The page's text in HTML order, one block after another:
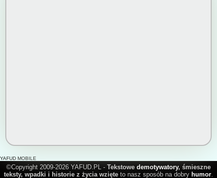
YAFUD MOBILE
©Copyright 2009-2026 YAFUD.PL - Tekstowe demotywatory, śmieszne
teksty, wpadki i historie z życia wzięte to nasz sposób na dobry humor.